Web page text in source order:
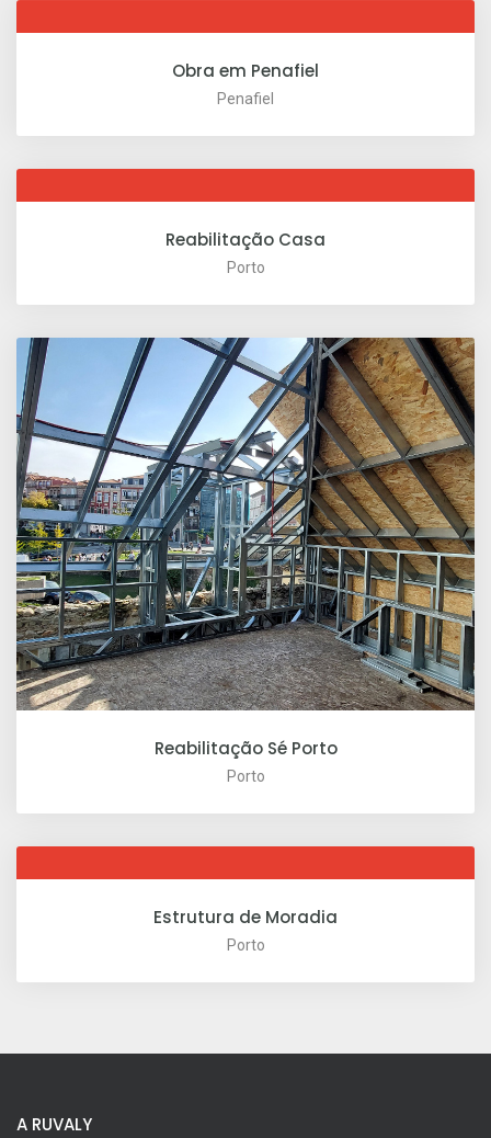
Obra em Penafiel
Penafiel
Reabilitação Casa
Porto
Reabilitação Sé Porto
Porto
Estrutura de Moradia
Porto
A RUVALY